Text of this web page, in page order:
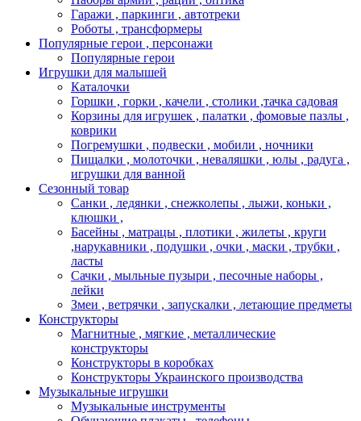
Гаражи , паркинги , автотреки
Роботы , трансформеры
Популярные герои , персонажи
Популярные герои
Игрушки для малышей
Каталочки
Горшки , горки , качели , столики ,тачка садовая
Корзины для игрушек , палатки , фомовые пазлы ,
коврики
Погремушки , подвески , мобили , ночники
Пищалки , молоточки , неваляшки , юлы , радуга ,
игрушки для ванной
Сезонный товар
Санки , ледянки , снежколепы , лыжи, коньки ,
клюшки ,
Басейны , матрацы , плотики , жилеты , круги
,нарукавники , подушки , очки , маски , трубки ,
ласты
Сачки , мыльные пузыри , песочные наборы ,
лейки
Змеи , ветрячки , запускалки , летающие предметы
Конструкторы
Магнитные , мягкие , металлические
конструкторы
Конструкторы в коробках
Конструкторы Украинского производства
Музыкальные игрушки
Музыкальные инструменты